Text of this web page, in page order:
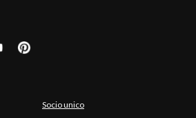
Socio unico